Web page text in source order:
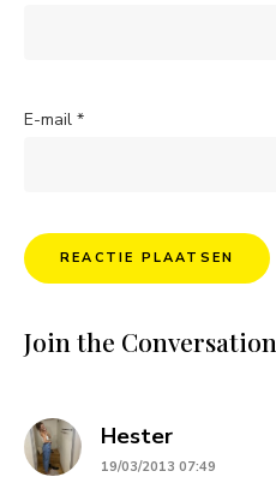
E-mail *
Join the Conversation
Hestersays:
19/03/2013 07:49